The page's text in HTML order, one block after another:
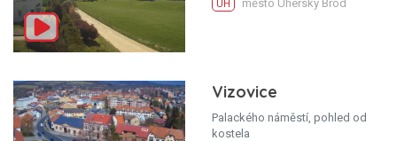
UH město Uherský Brod
Vizovice
Palackého náměstí, pohled od
kostela